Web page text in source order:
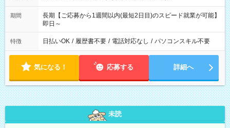
期間
長期【ご応募から1週間以内(最短2日目)のスピード就業が可能】
即日～
特徴 日払いOK / 履歴書不要 / 電話対応なし / パソコンスキル不要
気になる！ 応募する 詳細へ
未読